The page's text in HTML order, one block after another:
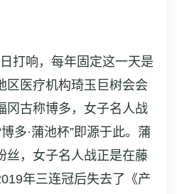
打响，每年固定这一天是
区医疗机构琦玉巨树会会
冈古称博多，女子名人战
多·蒲池杯”即源于此。蒲
丝，女子名人战正是在藤
年三连冠后失去了《产